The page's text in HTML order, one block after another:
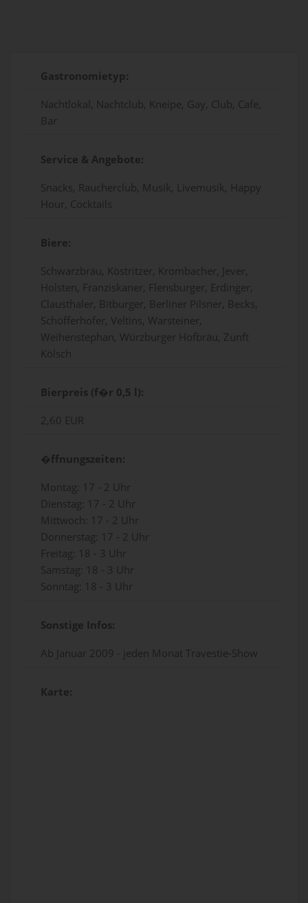
Gastronomietyp:
Nachtlokal, Nachtclub, Kneipe, Gay, Club, Cafe,
Bar
Service & Angebote:
Snacks, Raucherclub, Musik, Livemusik, Happy
Hour, Cocktails
Biere:
Schwarzbräu, Köstritzer, Krombacher, Jever,
Holsten, Franziskaner, Flensburger, Erdinger,
Clausthaler, Bitburger, Berliner Pilsner, Becks,
Schöfferhofer, Veltins, Warsteiner,
Weihenstephan, Würzburger Hofbräu, Zunft
Kölsch
Bierpreis (f�r 0,5 l):
2,60 EUR
�ffnungszeiten:
Montag: 17 - 2 Uhr
Dienstag: 17 - 2 Uhr
Mittwoch: 17 - 2 Uhr
Donnerstag: 17 - 2 Uhr
Freitag: 18 - 3 Uhr
Samstag: 18 - 3 Uhr
Sonntag: 18 - 3 Uhr
Sonstige Infos:
Ab Januar 2009 - jeden Monat Travestie-Show
Karte: